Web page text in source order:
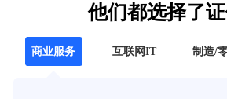
他们都选择了
商业服务 互联网IT 制造/